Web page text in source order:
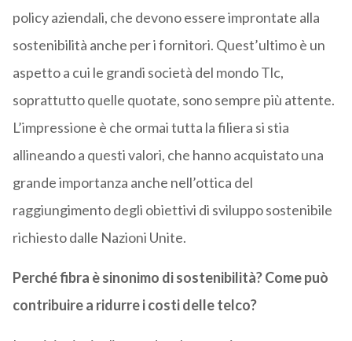
policy aziendali, che devono essere improntate alla
sostenibilità anche per i fornitori. Quest’ultimo è un
aspetto a cui le grandi società del mondo Tlc,
soprattutto quelle quotate, sono sempre più attente.
L’impressione è che ormai tutta la filiera si stia
allineando a questi valori, che hanno acquistato una
grande importanza anche nell’ottica del
raggiungimento degli obiettivi di sviluppo sostenibile
richiesto dalle Nazioni Unite.
Perché fibra è sinonimo di sostenibilità? Come può
contribuire a ridurre i costi delle telco?